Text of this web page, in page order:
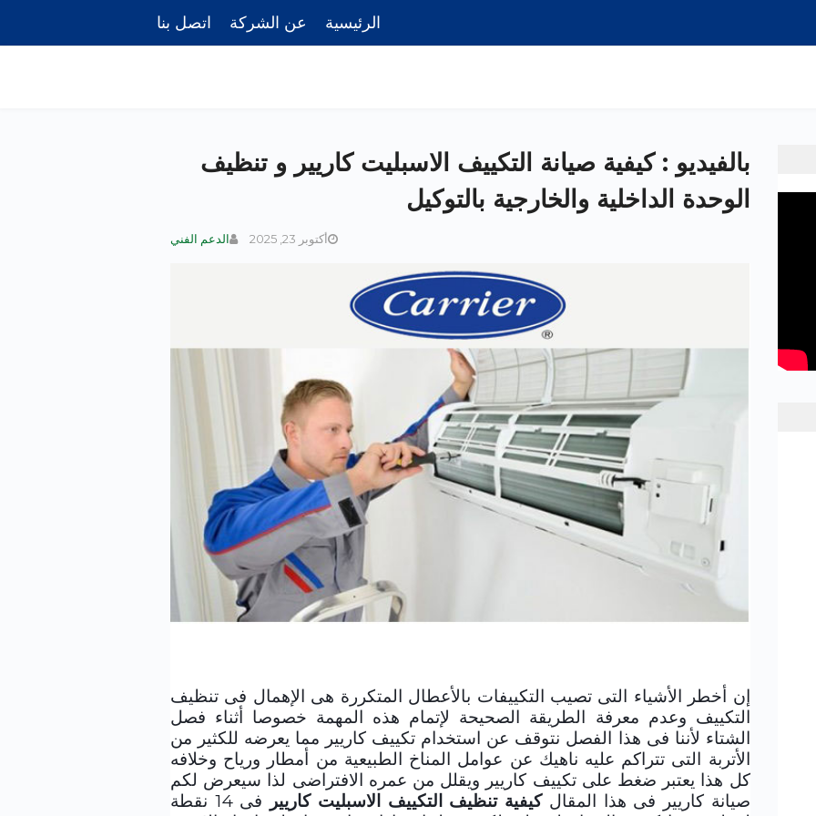
اتصل بنا عن الشركة الرئيسية
بالفيديو : كيفية صيانة التكييف الاسبليت كاريير و تنظيف
الوحدة الداخلية والخارجية بالتوكيل
الدعم الفني أكتوبر 23, 2025
إن أخطر الأشياء التى تصيب التكييفات بالأعطال المتكررة هى الإهمال فى تنظيف
التكييف وعدم معرفة الطريقة الصحيحة لإتمام هذه المهمة خصوصا أثناء فصل
الشتاء لأننا فى هذا الفصل نتوقف عن استخدام تكييف كاريير مما يعرضه للكثير من
الأتربة التى تتراكم عليه ناهيك عن عوامل المناخ الطبيعية من أمطار ورياح وخلافه
كل هذا يعتبر ضغط على تكييف كاريير ويقلل من عمره الافتراضى لذا سيعرض لكم
صيانة كاريير فى هذا المقالكيفية تنظيف التكييف الاسبليت كاريير
فى 14 نقطة